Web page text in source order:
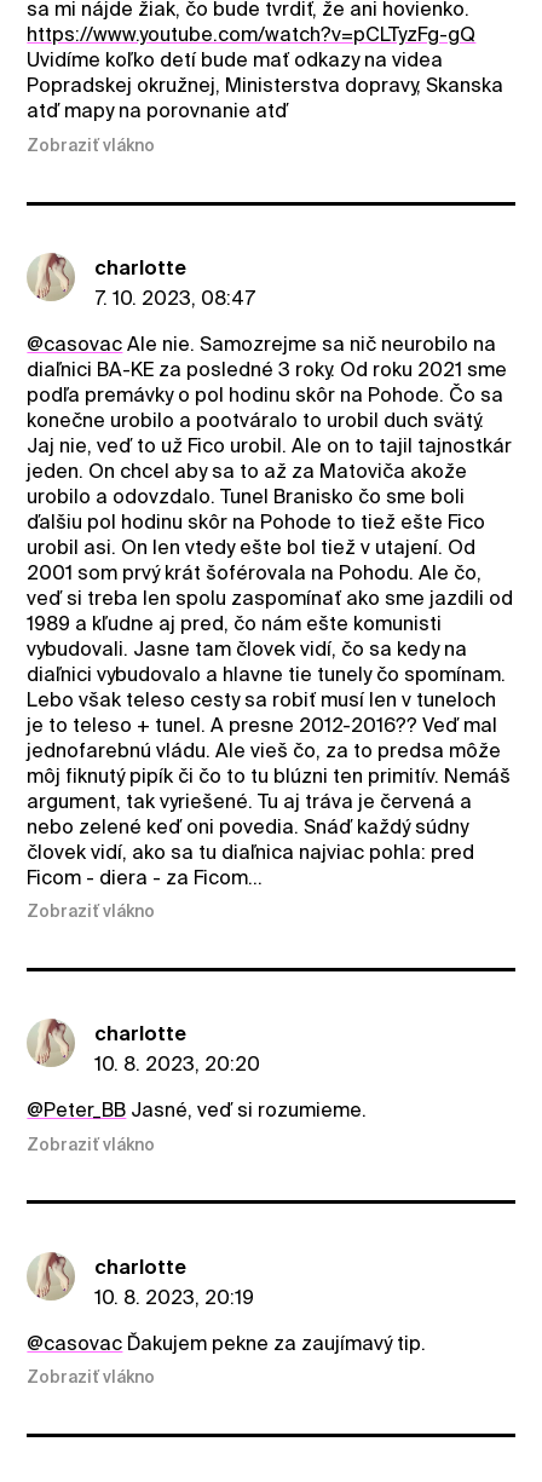
sa mi nájde žiak, čo bude tvrdiť, že ani hovienko.
https://www.youtube.com/watch?v=pCLTyzFg-gQ
Uvidíme koľko detí bude mať odkazy na videa
Popradskej okružnej, Ministerstva dopravy, Skanska
atď mapy na porovnanie atď
Zobraziť vlákno
charlotte
7. 10. 2023, 08:47
@casovac Ale nie. Samozrejme sa nič neurobilo na
diaľnici BA-KE za posledné 3 roky. Od roku 2021 sme
podľa premávky o pol hodinu skôr na Pohode. Čo sa
konečne urobilo a pootváralo to urobil duch svätý.
Jaj nie, veď to už Fico urobil. Ale on to tajil tajnostkár
jeden. On chcel aby sa to až za Matoviča akože
urobilo a odovzdalo. Tunel Branisko čo sme boli
ďalšiu pol hodinu skôr na Pohode to tiež ešte Fico
urobil asi. On len vtedy ešte bol tiež v utajení. Od
2001 som prvý krát šoférovala na Pohodu. Ale čo,
veď si treba len spolu zaspomínať ako sme jazdili od
1989 a kľudne aj pred, čo nám ešte komunisti
vybudovali. Jasne tam človek vidí, čo sa kedy na
diaľnici vybudovalo a hlavne tie tunely čo spomínam.
Lebo však teleso cesty sa robiť musí len v tuneloch
je to teleso + tunel. A presne 2012-2016?? Veď mal
jednofarebnú vládu. Ale vieš čo, za to predsa môže
môj fiknutý pipík či čo to tu blúzni ten primitív. Nemáš
argument, tak vyriešené. Tu aj tráva je červená a
nebo zelené keď oni povedia. Snáď každý súdny
človek vidí, ako sa tu diaľnica najviac pohla: pred
Ficom - diera - za Ficom...
Zobraziť vlákno
charlotte
10. 8. 2023, 20:20
@Peter_BB Jasné, veď si rozumieme.
Zobraziť vlákno
charlotte
10. 8. 2023, 20:19
@casovac Ďakujem pekne za zaujímavý tip.
Zobraziť vlákno